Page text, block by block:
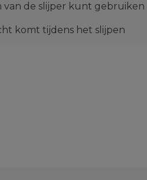
van de slijper kunt gebruiken
komt tijdens het slijpen